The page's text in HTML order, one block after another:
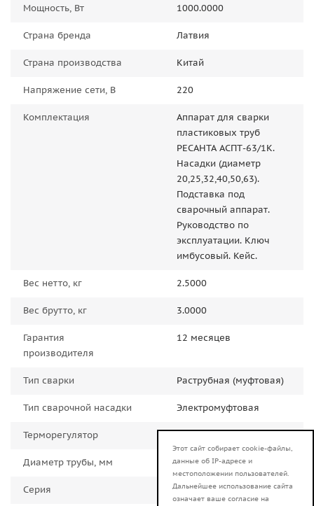
Мощность, Вт 1000.0000
Страна бренда Латвия
Страна производства Китай
Напряжение сети, В 220
Комплектация
Аппарат для сварки
пластиковых труб
РЕСАНТА АСПТ-63/1К.
Насадки (диаметр
20,25,32,40,50,63).
Подставка под
сварочный аппарат.
Руководство по
эксплуатации. Ключ
имбусовый. Кейс.
Вес нетто, кг 2.5000
Вес брутто, кг 3.0000
Гарантия
производителя
12 месяцев
Тип сварки Раструбная (муфтовая)
Тип сварочной насадки Электромуфтовая
Терморегулятор Есть
Диаметр трубы, мм 20-63
Серия АСПТ
Этот сайт собирает cookie-файлы,
данные об IP-адресе и
местоположении пользователей.
Дальнейшее использование сайта
означает ваше согласие на